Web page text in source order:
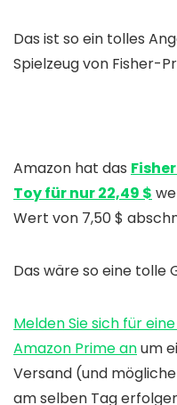
Das ist so ein tolles
Spielzeug von Fisher-
Amazon hat das
Toy für nur 22,49 $
Wert von 7,50 $
Das wäre so eine tolle
Melden Sie sich für
Amazon Prime anum
Versand (und
am selben Tag